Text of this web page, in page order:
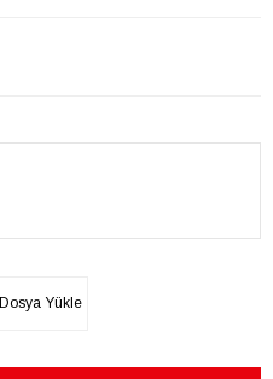
Dosya Yükle